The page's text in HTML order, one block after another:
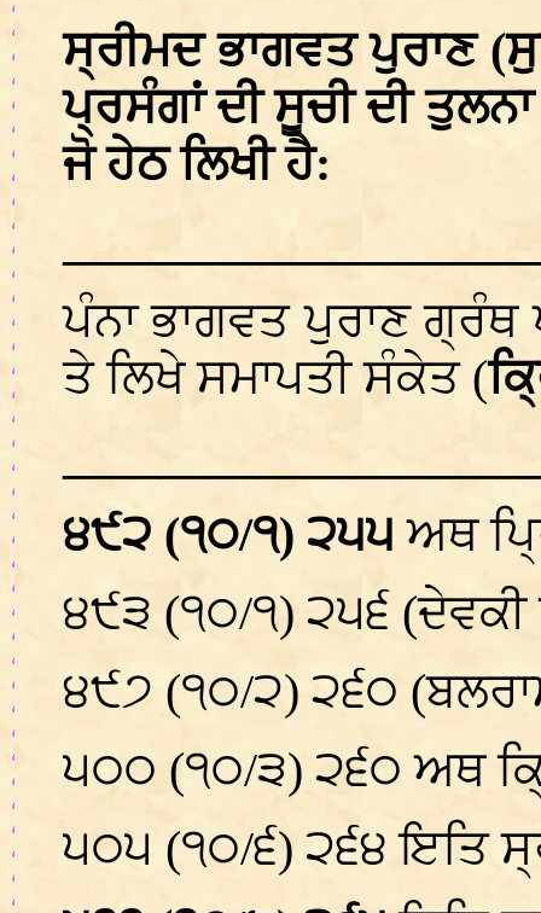
ਸ੍ਰੀਮਦ ਭਾਗਵਤ ਪੁਰਾਣ
ਪ੍ਰਸੰਗਾਂ ਦੀ ਸੂਚੀ ਦੀ
ਜੋ ਹੇਠ ਲਿਖੀ ਹੈ:
ਪੰਨਾ ਭਾਗਵਤ ਪੁਰਾਣ
ਤੇ ਲਿਖੇ ਸਮਾਪਤੀ ਸੰਕੇਤ (
੪੯੨ (੧੦/੧) ੨੫੫ਅਥ
੪੯੩ (੧੦/੧) ੨੫੬
੪੯੭ (੧੦/੨) ੨੬੦
੫੦੦ (੧੦/੩) ੨੬੦ ਅਥ
੫੦੫ (੧੦/੬) ੨੬੪ ਇਤਿ